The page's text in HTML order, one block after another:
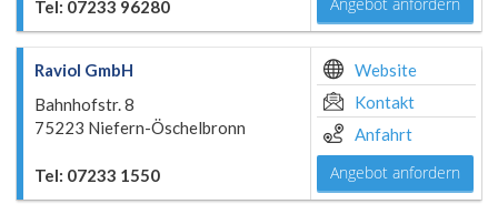
Tel: 07233 96280
Raviol GmbH
Bahnhofstr. 8
75223 Niefern-Öschelbronn
Tel: 07233 1550
Website
Kontakt
Anfahrt
Angebot anfordern